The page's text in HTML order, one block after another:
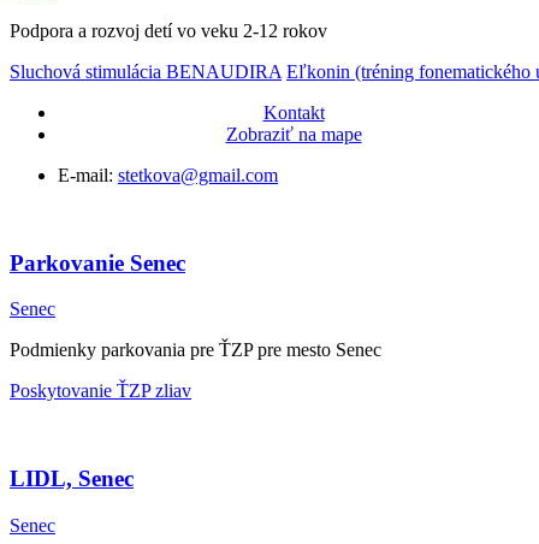
Podpora a rozvoj detí vo veku 2-12 rokov
Sluchová stimulácia BENAUDIRA Eľkonin (tréning fonematického
Kontakt
Zobraziť na mape
E-mail: stetkova@gmail.com
Parkovanie Senec
Senec
Podmienky parkovania pre ŤZP pre mesto Senec
Poskytovanie ŤZP zliav
LIDL, Senec
Senec